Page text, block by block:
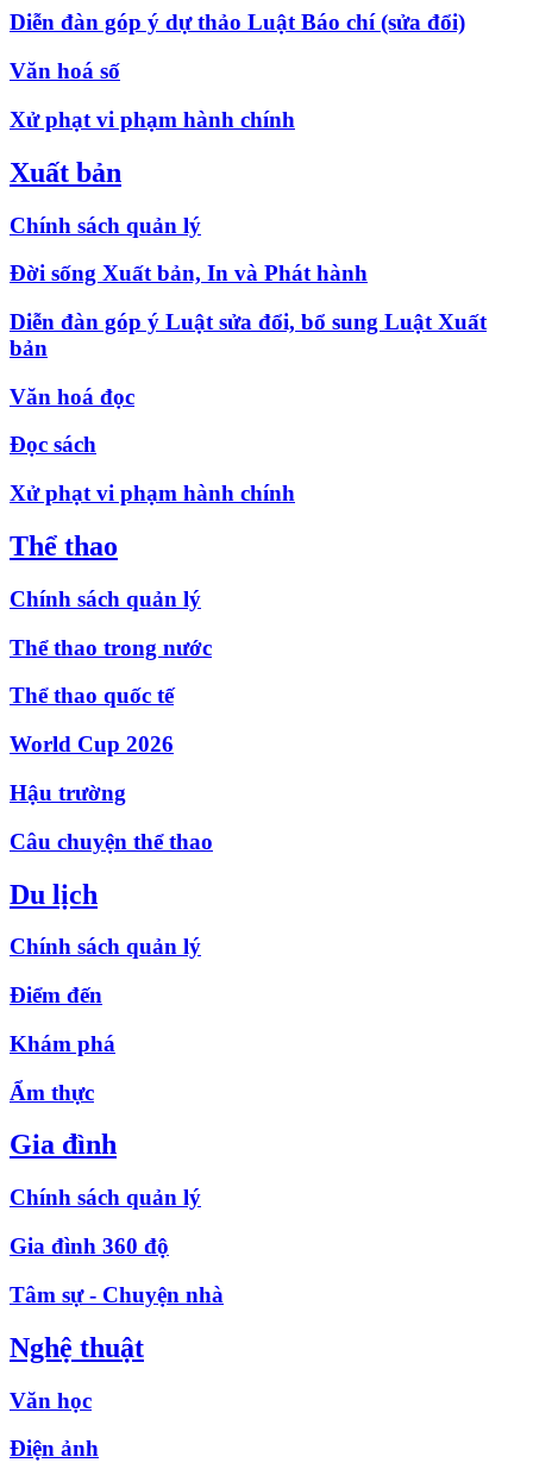
Diễn đàn góp ý dự thảo Luật Báo chí (sửa đổi)
Văn hoá số
Xử phạt vi phạm hành chính
Xuất bản
Chính sách quản lý
Đời sống Xuất bản, In và Phát hành
Diễn đàn góp ý Luật sửa đổi, bổ sung Luật Xuất
bản
Văn hoá đọc
Đọc sách
Xử phạt vi phạm hành chính
Thể thao
Chính sách quản lý
Thể thao trong nước
Thể thao quốc tế
World Cup 2026
Hậu trường
Câu chuyện thể thao
Du lịch
Chính sách quản lý
Điểm đến
Khám phá
Ẩm thực
Gia đình
Chính sách quản lý
Gia đình 360 độ
Tâm sự - Chuyện nhà
Nghệ thuật
Văn học
Điện ảnh